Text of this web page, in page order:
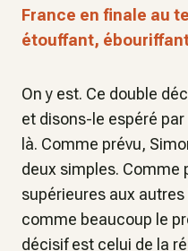
France en finale au
étouffant,
On y est. Ce double
et disons-le espéré
là. Comme prévu,
deux simples. Comme
supérieures aux
comme beaucoup le
décisif est celui de la